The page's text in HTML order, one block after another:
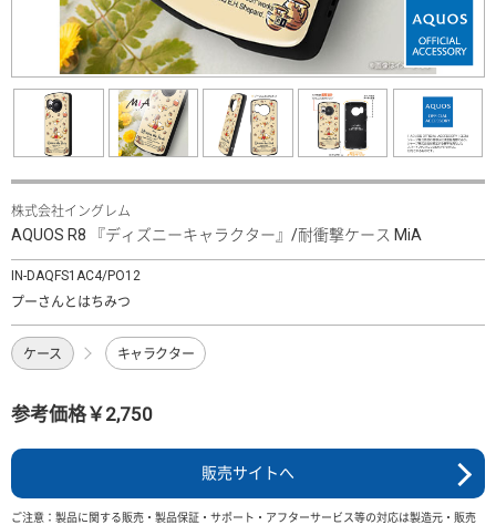
株式会社イングレム
AQUOS R8 『ディズニーキャラクター』/耐衝撃ケース MiA
IN-DAQFS1AC4/PO12
プーさんとはちみつ
ケース キャラクター
参考価格￥2,750
販売サイトへ
ご注意：製品に関する販売・製品保証・サポート・アフターサービス等の対応は製造元・販売